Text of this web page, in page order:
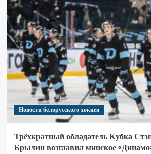
Новости белорусского хоккея
Трёхкратный обладатель Кубка
Брылин возглавил минское